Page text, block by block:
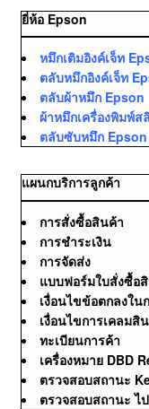
ยี่ห้อ Epson
หมึกเติมอิงค์เจ็ท
ตลับหมึกอิงค์เจ็ท
ตลับผ้าหมึก Epson
ผ้าหมึกเครื่องพิมพ์ส
ตลับซับหมึก Epson
แผนกบริการลูกค้า
การสั่งซื้อสินค้า
การชำระเงิน
การจัดส่ง
แบบฟอร์มใบสั่งซื้อ
เงื่อนไขข้อตกลงใ
เงื่อนไขการเคลมสิ
ทะเบียนการค้า
เครื่องหมาย DBD
ตรวจสอบสถานะ
ตรวจสอบสถานะ ไ